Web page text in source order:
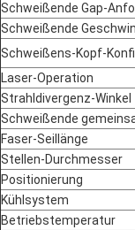
Schweißende Gap-
Schweißende
Schweißens-Kopf-
Laser-Operation
Strahldivergenz-Winkel
Schweißende
Faser-Seillänge
Stellen-Durchmesser
Positionierung
Kühlsystem
Betriebstemperatur